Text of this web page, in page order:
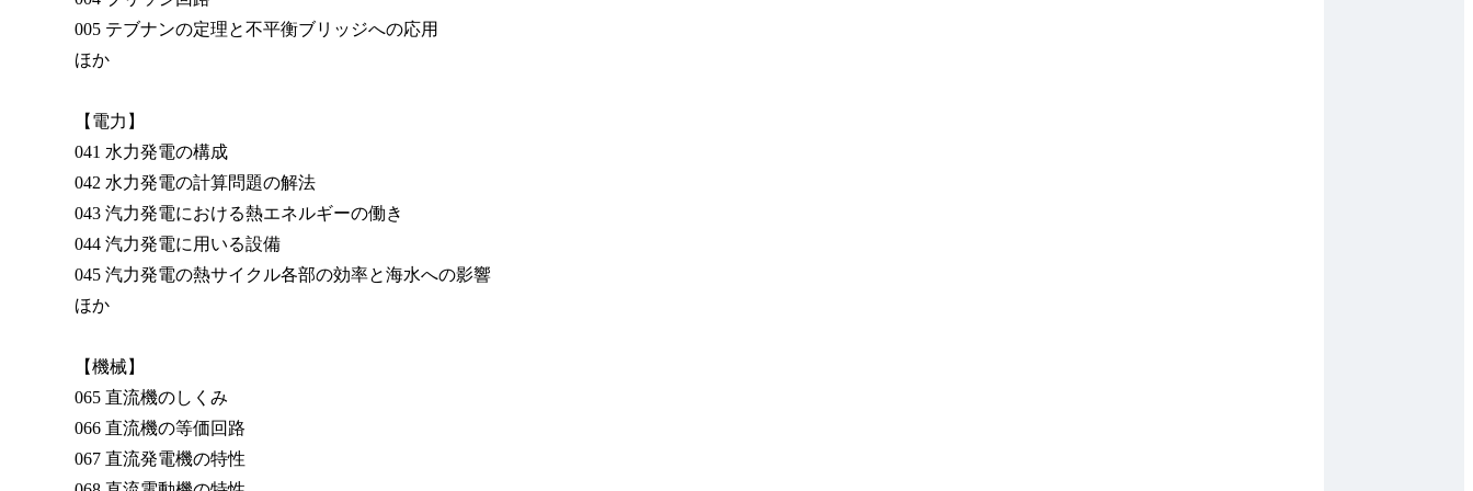
005 テブナンの定理と不平衡ブリッジへの応用
ほか
【電力】
041 水力発電の構成
042 水力発電の計算問題の解法
043 汽力発電における熱エネルギーの働き
044 汽力発電に用いる設備
045 汽力発電の熱サイクル各部の効率と海水への影響
ほか
【機械】
065 直流機のしくみ
066 直流機の等価回路
067 直流発電機の特性